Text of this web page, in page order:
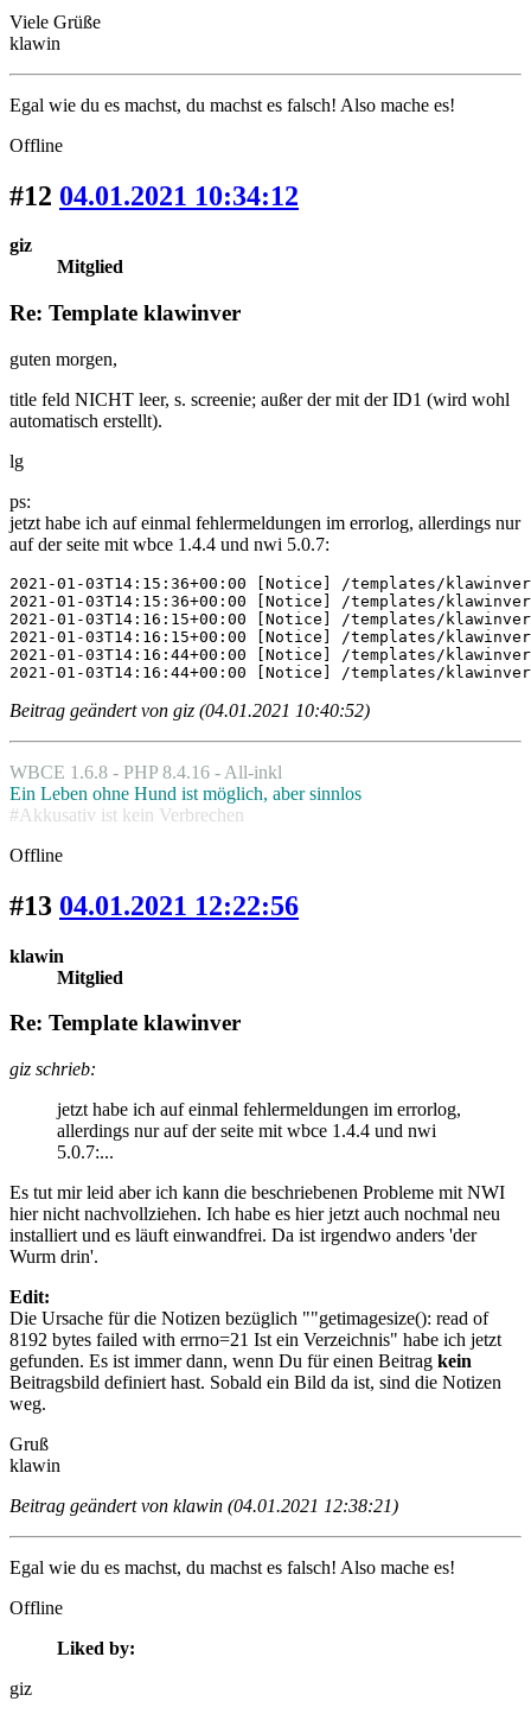
Viele Grüße
klawin
Egal wie du es machst, du machst es falsch! Also mache es!
Offline
#12 04.01.2021 10:34:12
giz
Mitglied
Re: Template klawinver
guten morgen,
title feld NICHT leer, s. screenie; außer der mit der ID1 (wird wohl
automatisch erstellt).
lg
ps:
jetzt habe ich auf einmal fehlermeldungen im errorlog, allerdings nur
auf der seite mit wbce 1.4.4 und nwi 5.0.7:
2021-01-03T14:15:36+00:00 [Notice] /templates/
2021-01-03T14:15:36+00:00 [Notice] /templates/
2021-01-03T14:16:15+00:00 [Notice] /templates/
2021-01-03T14:16:15+00:00 [Notice] /templates/
2021-01-03T14:16:44+00:00 [Notice] /templates/
2021-01-03T14:16:44+00:00 [Notice] /templates/
Beitrag geändert von giz (04.01.2021 10:40:52)
WBCE 1.6.8 - PHP 8.4.16 - All-inkl
Ein Leben ohne Hund ist möglich, aber sinnlos
#Akkusativ ist kein Verbrechen
Offline
#13 04.01.2021 12:22:56
klawin
Mitglied
Re: Template klawinver
giz schrieb:
jetzt habe ich auf einmal fehlermeldungen im errorlog,
allerdings nur auf der seite mit wbce 1.4.4 und nwi
5.0.7:...
Es tut mir leid aber ich kann die beschriebenen Probleme mit NWI
hier nicht nachvollziehen. Ich habe es hier jetzt auch nochmal neu
installiert und es läuft einwandfrei. Da ist irgendwo anders 'der
Wurm drin'.
Edit:
Die Ursache für die Notizen bezüglich ""getimagesize(): read of
8192 bytes failed with errno=21 Ist ein Verzeichnis" habe ich jetzt
gefunden. Es ist immer dann, wenn Du für einen Beitrag kein
Beitragsbild definiert hast. Sobald ein Bild da ist, sind die Notizen
weg.
Gruß
klawin
Beitrag geändert von klawin (04.01.2021 12:38:21)
Egal wie du es machst, du machst es falsch! Also mache es!
Offline
Liked by:
giz